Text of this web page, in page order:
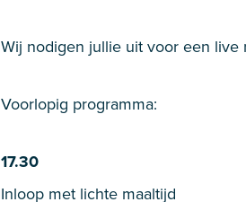
Wij nodigen jullie uit voor een live
Voorlopig programma:
17.30
Inloop met lichte maaltijd